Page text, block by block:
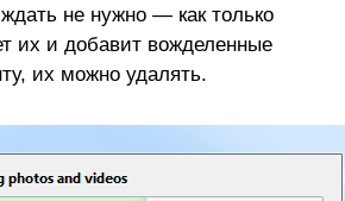
не нужно — как только
их и добавит вожделенные
их можно удалять.